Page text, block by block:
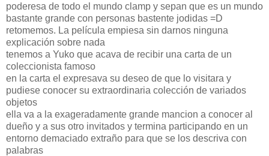
poderesa de todo el mundo clamp y sepan que es un mundo
bastante grande con personas bastente jodidas =D
retomemos. La película empiesa sin darnos ninguna
explicación sobre nada
tenemos a Yuko que acava de recibir una carta de un
coleccionista famoso
en la carta el expresava su deseo de que lo visitara y
pudiese conocer su extraordinaria colección de variados
objetos
ella va a la exageradamente grande mancion a conocer al
dueño y a sus otro invitados y termina participando en un
entorno demaciado extraño para que se los descriva con
palabras